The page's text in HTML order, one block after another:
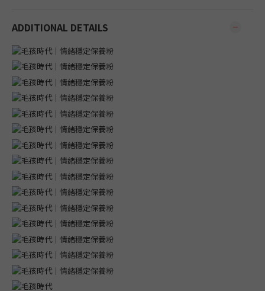
ADDITIONAL DETAILS